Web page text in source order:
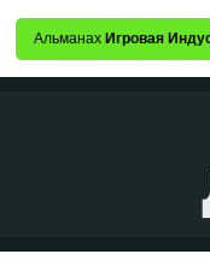
Альманах Игровая